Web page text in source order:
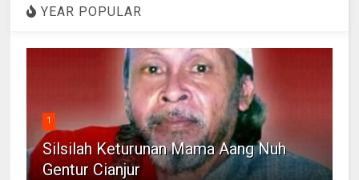
YEAR POPULAR
1
Silsilah Keturunan Mama Aang Nuh
Gentur Cianjur